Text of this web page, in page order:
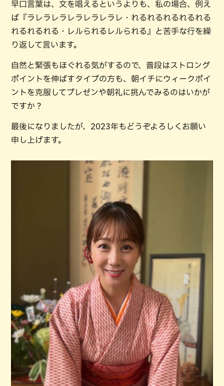
早口言葉は、文を唱えるというよりも、私の場合、例え
ば『ラレラレラレラレラレラレ・れるれるれるれるれる
れるれるれる・レルられるレルられる』と苦手な行を繰
り返して言います。
自然と緊張もほぐれる気がするので、普段はストロング
ポイントを伸ばすタイプの方も、朝イチにウィークポイ
ントを克服してプレゼンや朝礼に挑んでみるのはいかが
ですか？
最後になりましたが、2023年もどうぞよろしくお願い
申し上げます。